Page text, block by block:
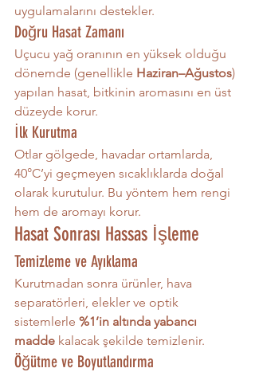
uygulamalarını destekler.
Doğru Hasat Zamanı
Uçucu yağ oranının en yüksek olduğu
dönemde (genellikle Haziran–Ağustos)
yapılan hasat, bitkinin aromasını en üst
düzeyde korur.
İlk Kurutma
Otlar gölgede, havadar ortamlarda,
40°C’yi geçmeyen sıcaklıklarda doğal
olarak kurutulur. Bu yöntem hem rengi
hem de aromayı korur.
Hasat Sonrası Hassas İşleme
Temizleme ve Ayıklama
Kurutmadan sonra ürünler, hava
separatörleri, elekler ve optik
sistemlerle %1’in altında yabancı
madde kalacak şekilde temizlenir.
Öğütme ve Boyutlandırma